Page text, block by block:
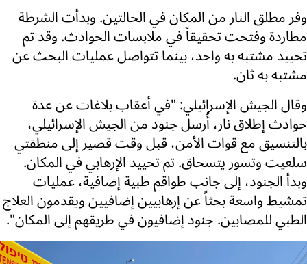
وفر مطلق النار من المكان في الحالتين. وبدأت الشرطة
مطاردة وفتحت تحقيقاً في ملابسات الحوادث. وقد تم
تحييد مشتبه به واحد، بينما تتواصل عمليات البحث عن
مشتبه به ثان.
وقال الجيش الإسرائيلي: "في أعقاب بلاغات عن عدة
حوادث إطلاق نار، أُرسل جنود من الجيش الإسرائيلي،
بالتنسيق مع قوات الأمن، قبل وقت قصير إلى منطقتي
سلعيت وتسور يتسحاق. تم تحييد الإرهابي في المكان.
وبدأ الجنود، إلى جانب طواقم طبية إضافية، عمليات
تمشيط واسعة بحثاً عن إرهابيين إضافيين ويقدمون العلاج
الطبي للمصابين. جنود إضافيون في طريقهم إلى المكان".